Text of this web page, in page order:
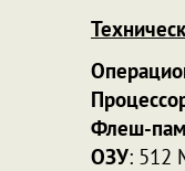
Флеш-
ОЗУ: 512